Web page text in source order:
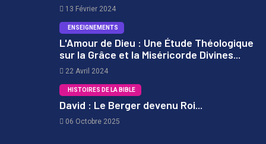
13 Février 2024
ENSEIGNEMENTS
L'Amour de Dieu : Une Étude Théologique
sur la Grâce et la Miséricorde Divines...
22 Avril 2024
HISTOIRES DE LA BIBLE
David : Le Berger devenu Roi...
06 Octobre 2025